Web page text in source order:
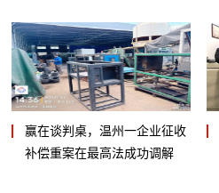
赢在谈判桌，温州一企业征收
补偿重案在最高法成功调解